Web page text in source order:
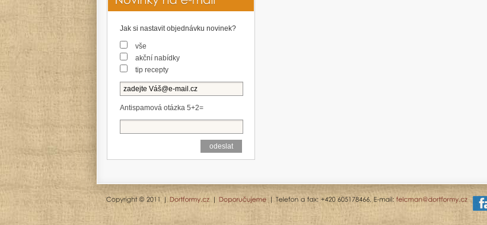
Jak si nastavit objednávku novinek?
vše
akční nabídky
tip recepty
Antispamová otázka 5+2=